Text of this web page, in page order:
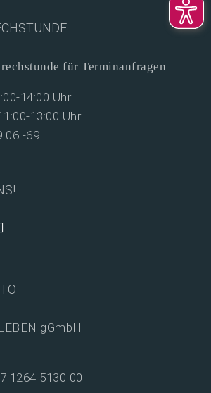
für Terminanfragen
14:00 Uhr
13:00 Uhr
06 -69
gGmbH
1264 5130 00